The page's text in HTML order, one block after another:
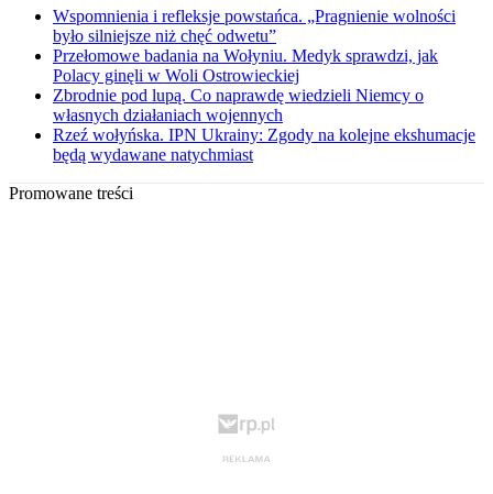
Wspomnienia i refleksje powstańca. „Pragnienie wolności
było silniejsze niż chęć odwetu”
Przełomowe badania na Wołyniu. Medyk sprawdzi, jak
Polacy ginęli w Woli Ostrowieckiej
Zbrodnie pod lupą. Co naprawdę wiedzieli Niemcy o
własnych działaniach wojennych
Rzeź wołyńska. IPN Ukrainy: Zgody na kolejne ekshumacje
będą wydawane natychmiast
Promowane treści